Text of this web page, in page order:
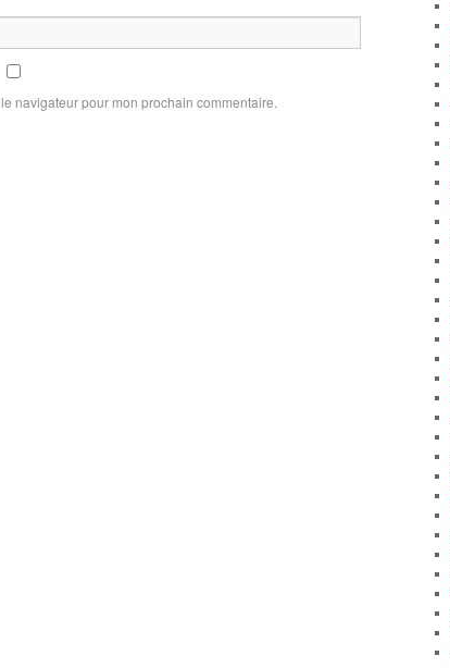
navigateur pour mon prochain commentaire.